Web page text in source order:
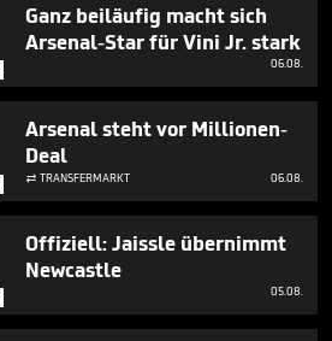
Ganz beiläufig macht sich
Arsenal-Star für Vini Jr. stark
06.08.
Arsenal steht vor Millionen-
Deal
 TRANSFERMARKT 06.08.
Offiziell: Jaissle übernimmt
Newcastle
05.08.